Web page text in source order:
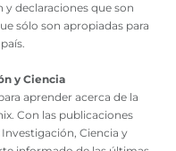
declaraciones que son
sólo son apropiadas para
y Ciencia
aprender acerca de la
Con las publicaciones
Ciencia y